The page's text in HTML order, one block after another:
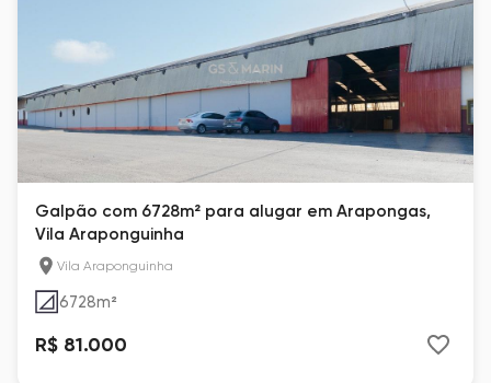
Galpão com 6728m² para alugar em Arapongas,
Vila Araponguinha
Vila Araponguinha
6728m²
R$ 81.000